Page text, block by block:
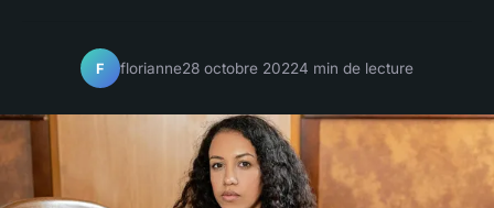
F florianne28 octobre 20224 min de lecture